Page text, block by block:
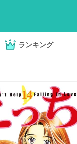
ランキング